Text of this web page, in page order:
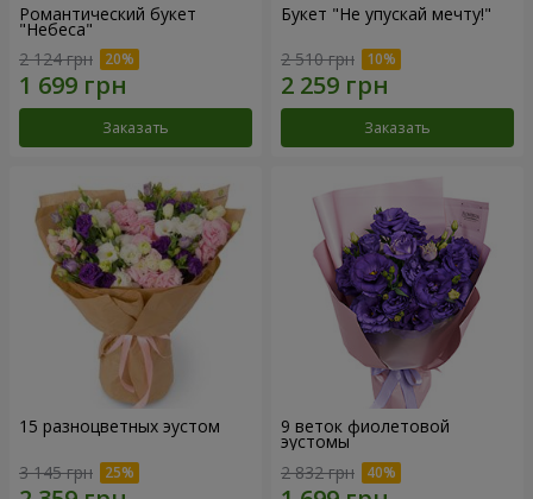
Романтический букет
"Небеса"
2 124 грн
Заказать
Букет "Не упускай мечту!"
2 510 грн
Заказать
15 разноцветных эустом
3 145 грн
9 веток фиолетовой
эустомы
2 832 грн